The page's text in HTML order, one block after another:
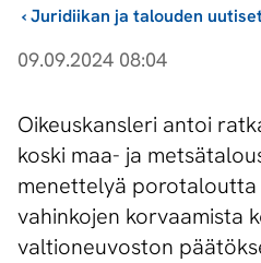
Juridiikan ja talouden
›
09.09.2024 08:04
Oikeuskansleri antoi
koski maa- ja
menettelyä porotaloutta
vahinkojen korvaamista
valtioneuvoston